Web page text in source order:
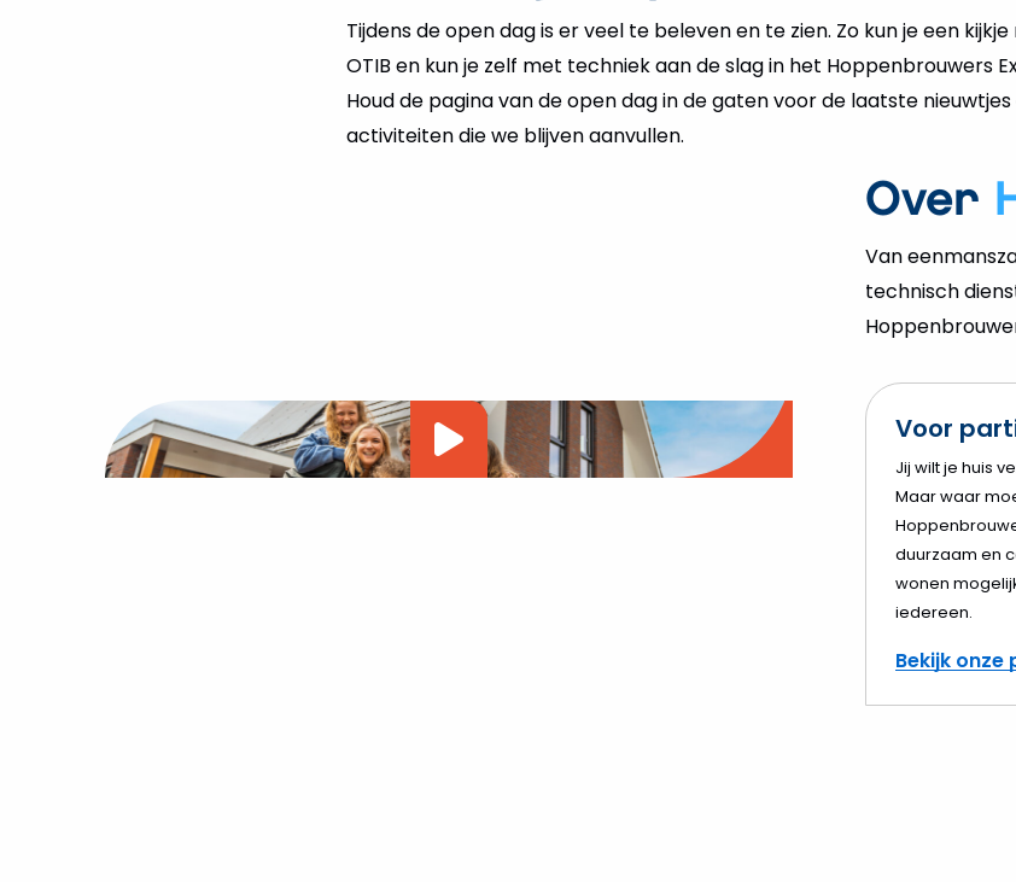
Tijdens de open dag is er veel te beleven en te zien. Zo kun je een
OTIB en kun je zelf met techniek aan de slag in het Hoppenbrouwers
Houd de pagina van de open dag in de gaten voor de laatste
activiteiten die we blijven aanvullen.
Over
Van
technisch
Voor
Jij wilt je huis
Maar waar
duurzaam en
wonen
iedereen.
Bekijk
Video